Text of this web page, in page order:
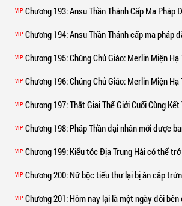
VIP Chương 193: Ansu Thần Thánh Cấp Ma Pháp Đăng Tràng! (Cảm tạ màu
VIP Chương 194: Ansu Thần Thánh cấp ma pháp đăng tràng! (Cảm tạ màu
VIP Chương 195: Chúng Chủ Giáo: Merlin Miện Hạ Tăng Ca
VIP Chương 196: Chúng Chủ Giáo: Merlin Miện Hạ Tăng Ca
VIP Chương 197: Thất Giai Thế Giới Cuối Cùng
VIP Chương 198: Pháp Thần đại nhân mới được ban tặng danh
VIP Chương 199: Kiểu tóc Địa Trung Hải có thể trở thành trào
VIP Chương 200: Nữ bộc tiểu thư lại bị ăn cắp
VIP Chương 201: Hôm nay lại là một ngày đôi